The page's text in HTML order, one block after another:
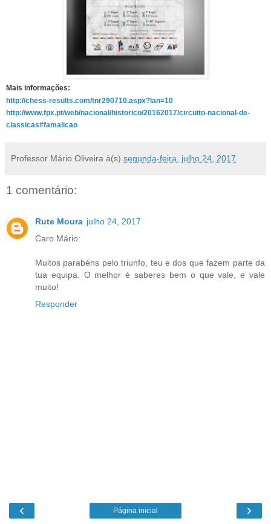
Mais informações:
http://chess-results.com/tnr290710.aspx?lan=10
http://www.fpx.pt/web/nacional/historico/20162017/circuito-nacional-de-
classicas#famalicao
Professor Mário Oliveira à(s) segunda-feira, julho 24, 2017
1 comentário:
Rute Moura julho 24, 2017
Caro Mário:
Muitos parabéns pelo triunfo, teu e dos que fazem parte da
tua equipa. O melhor é saberes bem o que vale, e vale
muito!
Responder
‹ ›
Página inicial